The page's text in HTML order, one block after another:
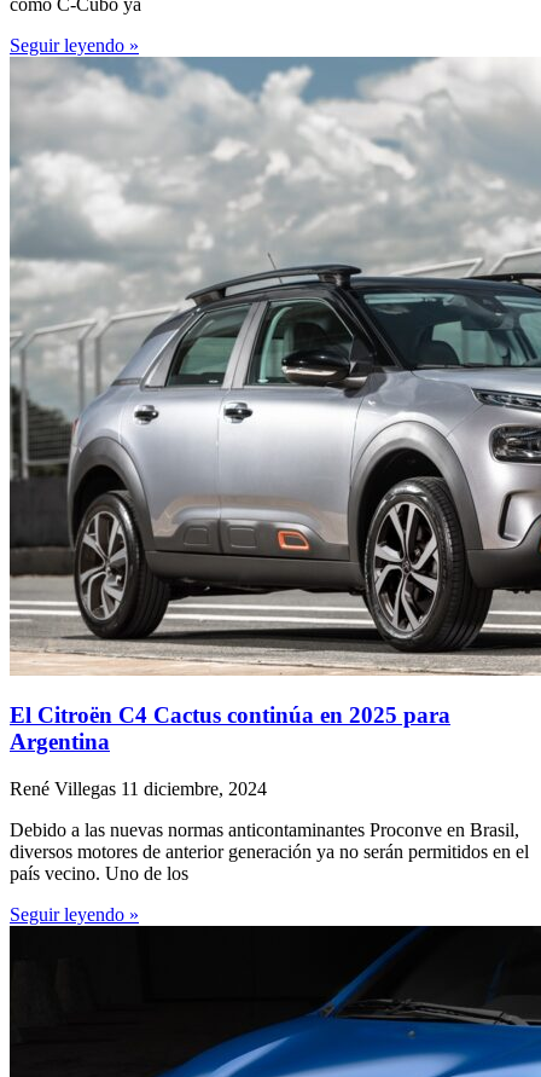
Seguir leyendo »
El Citroën C4 Cactus continúa en 2025 para
Argentina
René Villegas 11 diciembre, 2024
Debido a las nuevas normas anticontaminantes Proconve en Brasil,
diversos motores de anterior generación ya no serán permitidos en el
país vecino. Uno de los
Seguir leyendo »